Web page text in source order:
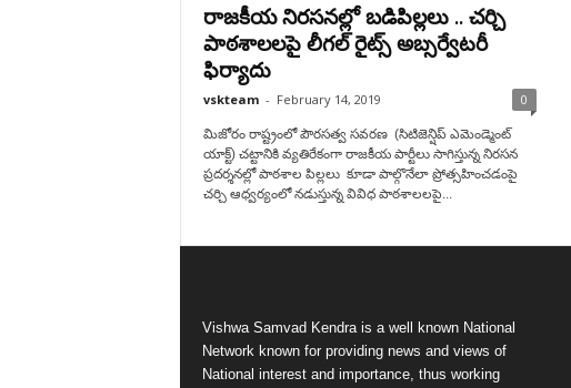
రాజకీయ నిరసనల్లో బడిపిల్లలు .. చర్చి
పాఠశాలలపై లీగల్ రైట్స్ అబ్సర్వేటరీ
ఫిర్యాదు
vskteam - February 14, 2019 0
మిజోరం రాష్ట్రంలో పౌరసత్వ సవరణ (సిటిజెన్షిప్ ఎమెండ్మెంట్
యాక్ట్) చట్టానికి వ్యతిరేకంగా రాజకీయ పార్టీలు సాగిస్తున్న నిరసన
ప్రదర్శనల్లో పాఠశాల పిల్లలు కూడా పాల్గొనేలా ప్రోత్సహించడంపై
చర్చి ఆధ్వర్యంలో నడుస్తున్న వివిధ పాఠశాలలపై...
Vishwa Samvad Kendra is a well known National
Network known for providing news and views of
National interest and importance, thus working